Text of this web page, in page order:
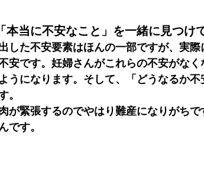
当に不安なこと」を一緒に見つけ
した不安要素はほんの一部ですが、実
安です。妊婦さんがこれらの不安がな
うになります。そして、「どうなるか不
。
が緊張するのでやはり難産になりがち
です。